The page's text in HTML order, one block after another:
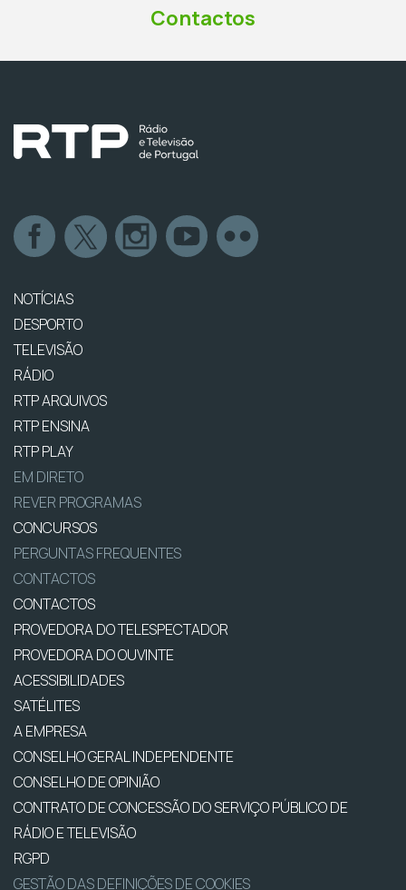
Contactos
NOTÍCIAS
DESPORTO
TELEVISÃO
RÁDIO
RTP ARQUIVOS
RTP ENSINA
RTP PLAY
EM DIRETO
REVER PROGRAMAS
CONCURSOS
PERGUNTAS FREQUENTES
CONTACTOS
CONTACTOS
PROVEDORA DO TELESPECTADOR
PROVEDORA DO OUVINTE
ACESSIBILIDADES
SATÉLITES
A EMPRESA
CONSELHO GERAL INDEPENDENTE
CONSELHO DE OPINIÃO
CONTRATO DE CONCESSÃO DO SERVIÇO PÚBLICO DE
RÁDIO E TELEVISÃO
RGPD
GESTÃO DAS DEFINIÇÕES DE COOKIES